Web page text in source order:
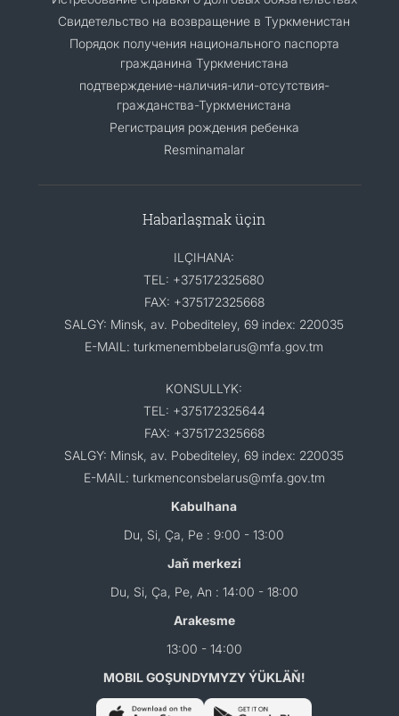
Свидетельство на возвращение в Туркменистан
Порядок получения национального паспорта
гражданина Туркменистана
подтверждение-наличия-или-отсутствия-
гражданства-Туркменистана
Регистрация рождения ребенка
Resminamalar
Habarlaşmak üçin
ILÇIHANA:
TEL: +375172325680
FAX: +375172325668
SALGY: Minsk, av. Pobediteley, 69 index: 220035
E-MAIL: turkmenembbelarus@mfa.gov.tm
KONSULLYK:
TEL: +375172325644
FAX: +375172325668
SALGY: Minsk, av. Pobediteley, 69 index: 220035
E-MAIL: turkmenconsbelarus@mfa.gov.tm
Kabulhana
Du, Si, Ça, Pe : 9:00 - 13:00
Jaň merkezi
Du, Si, Ça, Pe, An : 14:00 - 18:00
Arakesme
13:00 - 14:00
MOBIL GOŞUNDYMYZY ÝÜKLÄŇ!